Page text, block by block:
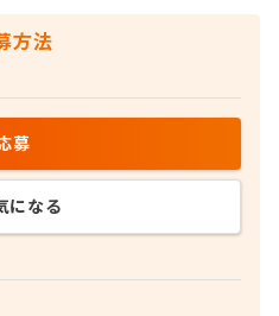
方法
募
になる